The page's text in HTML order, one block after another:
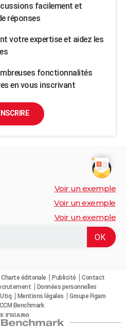
facilement et
réponses
votre expertise et aidez les
fonctionnalités
en vous inscrivant
Voir un exemple
Voir un exemple
Voir un exemple
Charte éditoriale Publicité
Contact
Données personnelles
Mentions légales
Groupe Figaro
Benchmark